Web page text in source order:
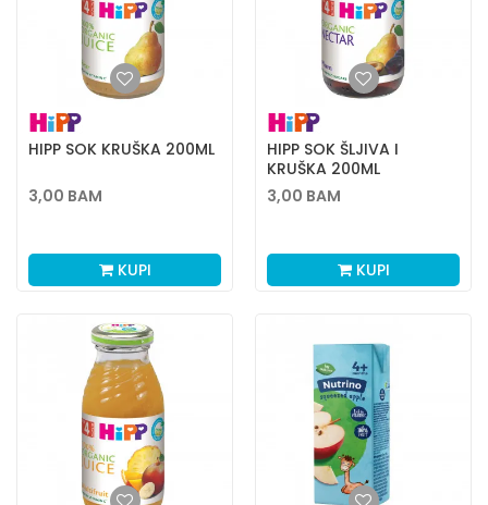
HIPP SOK KRUŠKA 200ML
3,00 BAM
KUPI
HIPP SOK ŠLJIVA I
KRUŠKA 200ML
3,00 BAM
KUPI